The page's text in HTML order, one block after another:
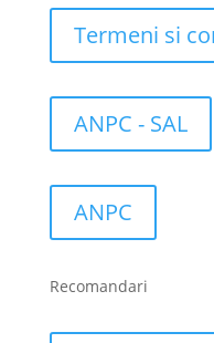
Termeni si
ANPC - SAL
ANPC
Recomandari